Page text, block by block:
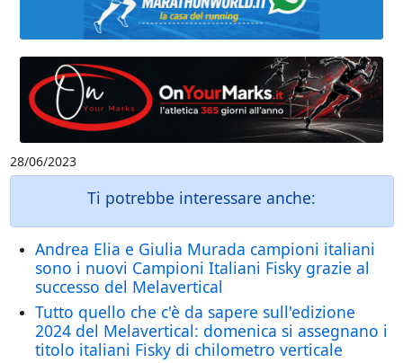
28/06/2023
Ti potrebbe interessare anche:
Andrea Elia e Giulia Murada campioni italiani
sono i nuovi Campioni Italiani Fisky grazie al
successo del Melavertical
Tutto quello che c'è da sapere sull'edizione
2024 del Melavertical: domenica si assegnano i
titolo italiani Fisky di chilometro verticale